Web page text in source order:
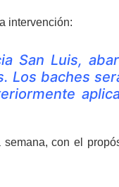
intervención:
San Luis,
Los baches
con el